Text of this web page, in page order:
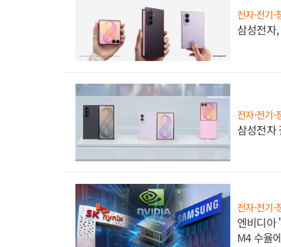
전자·전기·
삼성전자
전자·전기·
삼성전자
전자·전기·
엔비디아
M4 수율